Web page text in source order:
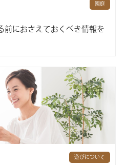
園庭
前におさえておくべき情報を
遊びについて